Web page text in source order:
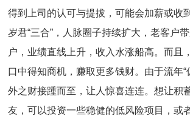
得到上司的认可与提拔，可能会加薪或收
岁君“三合”，人脉圈子持续扩大，老客户
户，业绩直线上升，收入水涨船高。而且
口中得知商机，赚取更多钱财。由于流年“
外之财接踵而至，让人惊喜连连。想让积
友，可以投资一些稳健的低风险项目，或